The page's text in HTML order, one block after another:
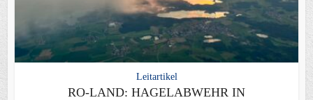
Leitartikel
RO-LAND: HAGELABWEHR IN